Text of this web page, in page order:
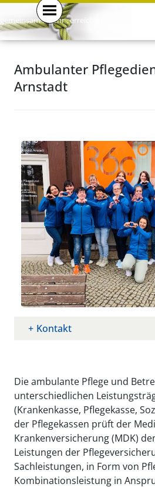
gemeinsam . mehr . erreichen .
Ambulanter
Arnstadt
Kontakt
Die ambulante Pflege und
unterschiedlichen
(Krankenkasse, Pflegekasse,
der Pflegekassen prüft der
Krankenversicherung (MDK)
Leistungen der
Sachleistungen, in Form von
Kombinationsleistung in